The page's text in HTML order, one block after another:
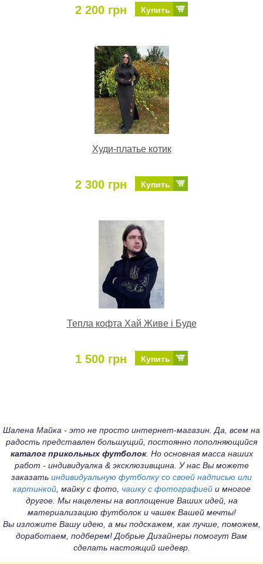
2 200 грн Купить
Худи-платье котик
2 300 грн Купить
Тепла кофта Хай Живе і Буде
1 500 грн Купить
Шалена Майка - это не просто интернет-магазин. Да, всем на
радость представлен большущий, постоянно пополняющийся
каталог прикольных футболок. Но основная масса наших
работ - индивидуалка & эксклюзивщина. У нас Вы можете
заказать индивидуальную футболку со своей надписью или
картинкой, майку с фото, чашку с фотографиейи многое
другое. Мы нацелены на воплощение Ваших идей, на
материализацию футболок и чашек Вашей мечты!
Вы изложите Вашу идею, а мы подскажем, как лучше, поможем,
доработаем, подберем! Добрые Дизайнеры помогут Вам
сделать настоящий шедевр.